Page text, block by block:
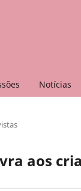
Notícias
aos